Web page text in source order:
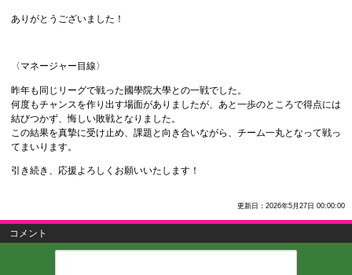
ありがとうございました！
〈マネージャー目線〉
昨年も同じリーグで戦った國學院大學との一戦でした。
何度もチャンスを作り出す場面がありましたが、あと一歩のところで得点には
結びつかず、悔しい敗戦となりました。
この結果を真摯に受け止め、課題と向き合いながら、チーム一丸となって戦っ
てまいります。
引き続き、応援よろしくお願いいたします！
更新日：2026年5月27日 00:00:00
コメント